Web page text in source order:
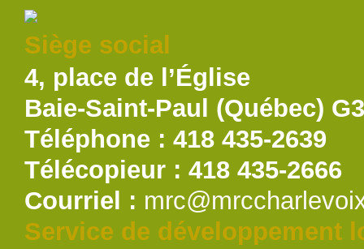
Siège social
4, place de l’Église
Baie-Saint-Paul (Québec)
Téléphone : 418 435-2639
Télécopieur : 418 435-2666
Courriel :
Service de développement